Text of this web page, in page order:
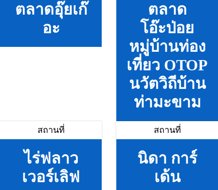
ตลาดอุ๊ยเก๊
อะ
ตลาด
โอ๊ะป่อย
หมู่บ้านท่อง
เที่ยว OTOP
นวัตวิถีบ้าน
ท่ามะขาม
สถานที่
ไร่ฟลาว
เวอร์เลิฟ
สถานที่
นิดา การ์
เด้น